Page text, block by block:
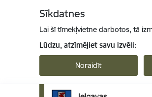
Sīkdatnes
Lai šī tīmekļvietne darbotos, tā
Lūdzu, atzīmējiet savu izvēli:
Noraidīt